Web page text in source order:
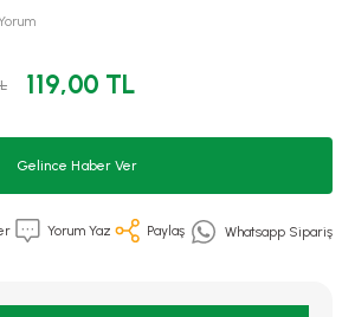
119,00 TL
Gelince Haber Ver
Yorum Yaz Paylaş Whatsapp Sipariş